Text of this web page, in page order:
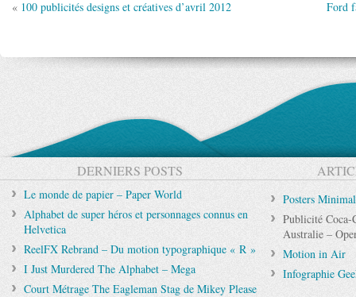
« 100 publicités designs et créatives d’avril 2012 Ford
DERNIERS POSTS
Le monde de papier – Paper World
Alphabet de super héros et personnages connus en
Helvetica
ReelFX Rebrand – Du motion typographique « R »
I Just Murdered The Alphabet – Mega
Court Métrage The Eagleman Stag de Mikey Please
Posters
Publicité Coca-
Australie –
Motion in Air
Infographie